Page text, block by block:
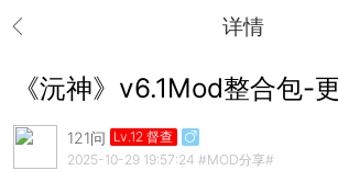
详情
《沅神》v6.1Mod整合包-
121问 Lv.12 督查
2025-10-29 19:57:24 #MOD分享#